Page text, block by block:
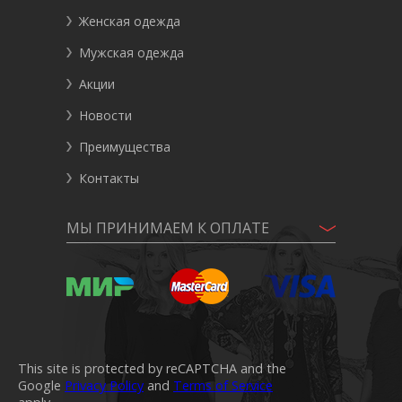
Женская одежда
Мужская одежда
Акции
Новости
Преимущества
Контакты
МЫ ПРИНИМАЕМ К ОПЛАТЕ
This site is protected by reCAPTCHA and the
Google Privacy Policy and Terms of Service